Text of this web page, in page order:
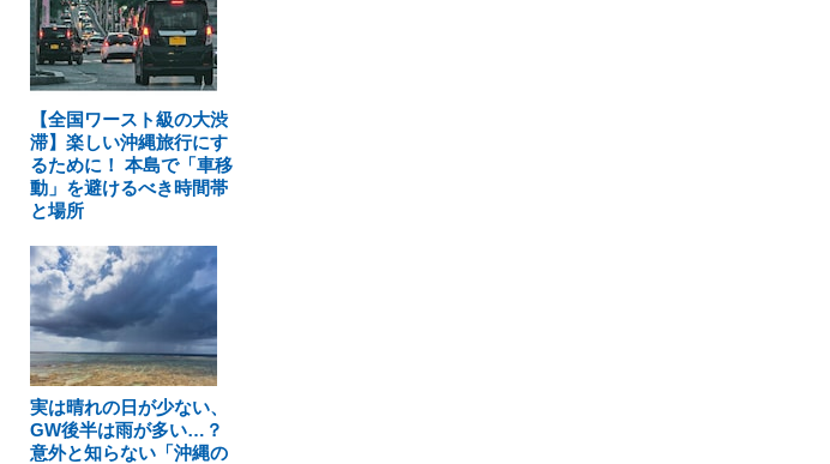
【全国ワースト級の大渋
滞】楽しい沖縄旅行にす
るために！ 本島で「車移
動」を避けるべき時間帯
と場所
実は晴れの日が少ない、
GW後半は雨が多い…？
意外と知らない「沖縄の